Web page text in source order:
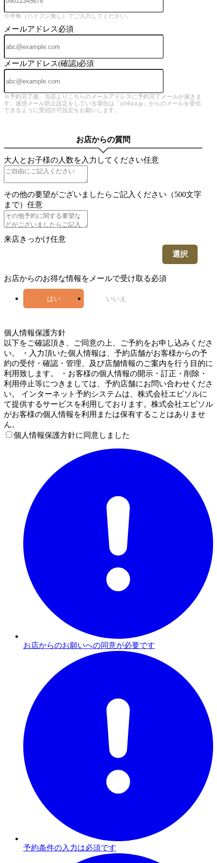
※半角（ハイフン無し）でご入力してください。
メールアドレス必須
メールアドレス(確認)必須
※予約完了後、当店よりこちらのメールアドレスに予約完了メールが届きま
す。迷惑メール防止設定をしている場合は「@ebica.jp」からのメールを受信
できるように受信許可設定をお願いします。
お店からの質問
大人とお子様の人数を入力してください任意
その他の要望がございましたらご記入ください（500文字
まで） 任意
来店きっかけ任意
選択
お店からのお得な情報をメールで受け取る必須
はい いいえ
個人情報保護方針
以下をご確認頂き、ご同意の上、ご予約をお申し込みくださ
い。 ・入力頂いた個人情報は、予約店舗がお客様からの予
約の受付・確認・管理、及び店舗情報のご案内を行う目的に
利用致します。 ・お客様の個人情報の開示・訂正・削除・
利用停止等につきましては、予約店舗にお問い合わせくださ
い。 インターネット予約システムは、株式会社エビソルに
て提供するサービスを利用しております。株式会社エビソル
がお客様の個人情報を利用または保有することはありませ
ん。
個人情報保護方針に同意しました
お店からのお願いへの同意が必要です
予約条件の入力は必須です